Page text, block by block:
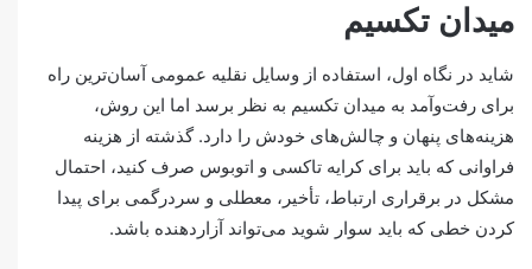
میدان تکسیم
شاید در نگاه اول، استفاده از وسایل نقلیه عمومی آسان‌ترین راه
برای رفت‌و‎‌آمد به میدان تکسیم به نظر برسد اما این روش،
هزینه‌های پنهان و چالش‌های خودش را دارد. گذشته از هزینه
فراوانی که باید برای کرایه تاکسی و اتوبوس صرف کنید، احتمال
مشکل در برقراری ارتباط، تأخیر، معطلی و سردرگمی برای پیدا
کردن خطی که باید سوار شوید می‌تواند آزاردهنده باشد.